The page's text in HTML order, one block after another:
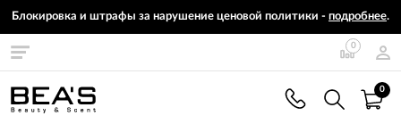
Блокировка и штрафы за нарушение ценовой политики - подробнее.
0
0